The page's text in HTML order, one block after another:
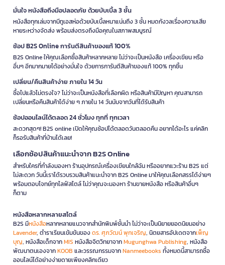
มั่นใจ หนังสือถึงมือปลอดภัย ด้วยบับเบิ้ล 3 ชั้น
หนังสือทุกเล่มจากบีทูเอสห่อด้วยบับเบิ้ลหนาแน่นถึง 3 ชั้น หมดกังวลเรื่องความเสีย
หายระหว่างจัดส่ง พร้อมส่งตรงถึงมือคุณในสภาพสมบูรณ์
ช้อป B2S Online การันตีสินค้าของแท้ 100%
B2S Online ให้คุณเลือกซื้อสินค้าหลากหลาย ไม่ว่าจะเป็นหนังสือ เครื่องเขียน หรือ
อื่นๆ อีกมากมายได้อย่างมั่นใจ ด้วยการการันตีสินค้าของแท้ 100% ทุกชิ้น
เปลี่ยน/คืนสินค้าง่าย ภายใน 14 วัน
ซื้อไปแล้วไม่ตรงใจ? ไม่ว่าจะเป็นหนังสือที่เลือกผิด หรือสินค้ามีปัญหา คุณสามารถ
เปลี่ยนหรือคืนสินค้าได้ง่าย ๆ ภายใน 14 วันนับจากวันที่ได้รับสินค้า
ช้อปออนไลน์ได้ตลอด 24 ชั่วโมง ทุกที่ ทุกเวลา
สะดวกสุดๆ! B2S online เปิดให้คุณช้อปได้ตลอดวันตลอดคืน อยากได้อะไร แค่คลิก
ก็รอรับสินค้าที่บ้านได้เลย!
เลือกช้อปสินค้าแนะนำจาก B2S Online
สำหรับใครที่กำลังมองหา ร้านอุปกรณ์เครื่องเขียนใกล้ฉัน หรืออยากแวะร้าน B2S แต่
ไม่สะดวก วันนี้เราได้รวบรวมสินค้าแนะนำจาก B2S Online มาให้คุณเลือกสรรได้ง่ายๆ
พร้อมตอบโจทย์ทุกไลฟ์สไตล์ ไม่ว่าคุณจะมองหา ร้านขายหนังสือ หรือสินค้าอื่นๆ
ก็ตาม
หนังสือหลากหลายสไตล์
B2S มีหนังสือหลากหลายแนวจากสำนักพิมพ์ชั้นนำ ไม่ว่าจะเป็นนิยายยอดนิยมอย่าง
Lavender, ตำราเรียนเข้มข้นของดร. ศุภวัฒน์ พุกเจริญ, นิตยสารอัปเดตจากเพ็ญ
บุญ, หนังสือเด็กจากMIS หนังสือจิตวิทยาจากMugunghwa Publishing, หนังสือ
พัฒนาตนเองจากKOOB และวรรณกรรมจากNanmeebooks ทั้งหมดนี้สามารถซื้อ
ออนไลน์ได้อย่างง่ายดายเพียงคลิกเดียว